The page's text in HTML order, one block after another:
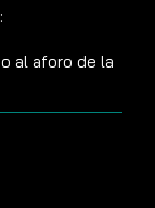
al aforo de la